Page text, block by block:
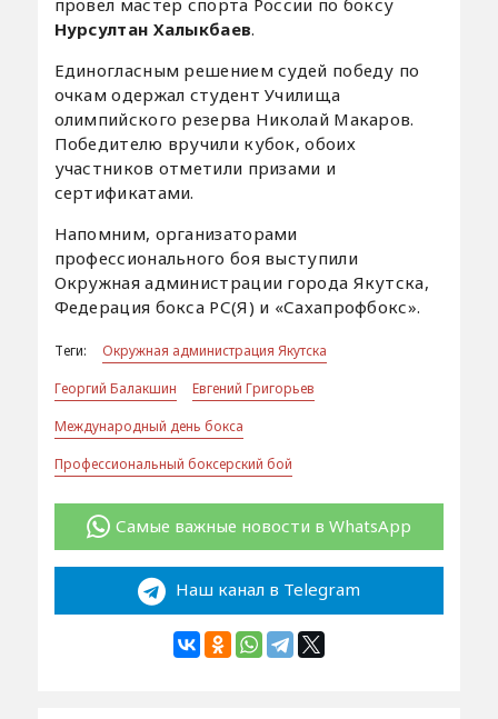
Нурсултан Халыкбаев.
Единогласным решением судей победу по
очкам одержал студент Училища
олимпийского резерва Николай Макаров.
Победителю вручили кубок, обоих
участников отметили призами и
сертификатами.
Напомним, организаторами
профессионального боя выступили
Окружная администрации города Якутска,
Федерация бокса РС(Я) и «Сахапрофбокс».
Теги:
Окружная администрация Якутска
Георгий Балакшин
Евгений Григорьев
Международный день бокса
Профессиональный боксерский бой
Самые важные новости в WhatsApp
Наш канал в Telegram